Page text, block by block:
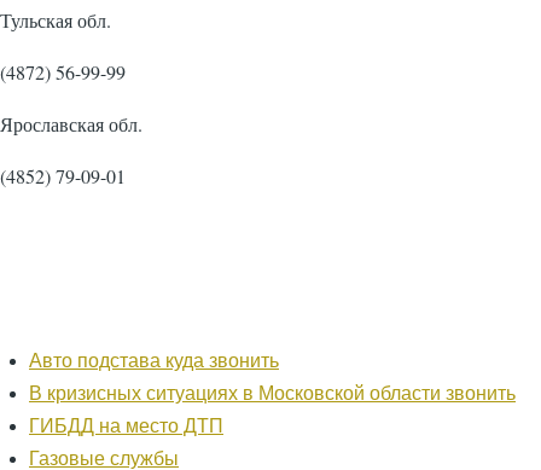
Тульская обл.
(4872) 56-99-99
Ярославская обл.
(4852) 79-09-01
Авто подстава куда звонить
В кризисных ситуациях в Московской области звонить
ГИБДД на место ДТП
Газовые службы